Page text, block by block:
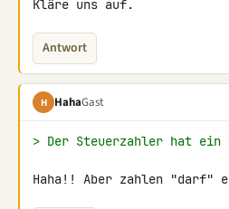
Kläre uns auf.
Antwort
H HahaGast
> Der Steuerzahler hat ein
Haha!! Aber zahlen "darf"